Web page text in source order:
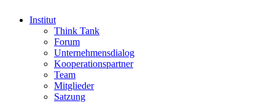
Institut
Think Tank
Forum
Unternehmensdialog
Kooperationspartner
Team
Mitglieder
Satzung